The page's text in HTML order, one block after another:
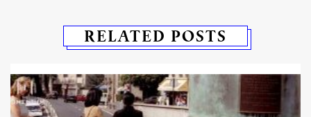
RELATED POSTS